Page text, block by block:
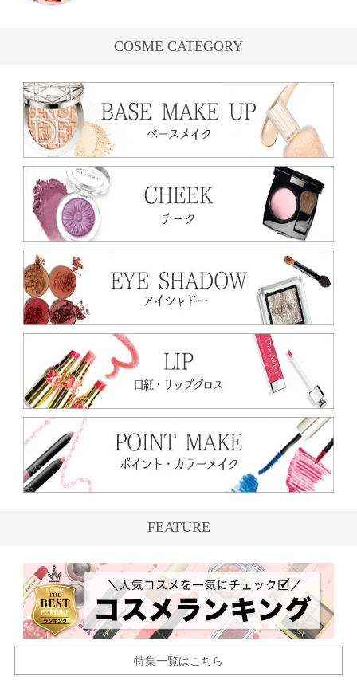
COSME CATEGORY
FEATURE
特集一覧はこちら